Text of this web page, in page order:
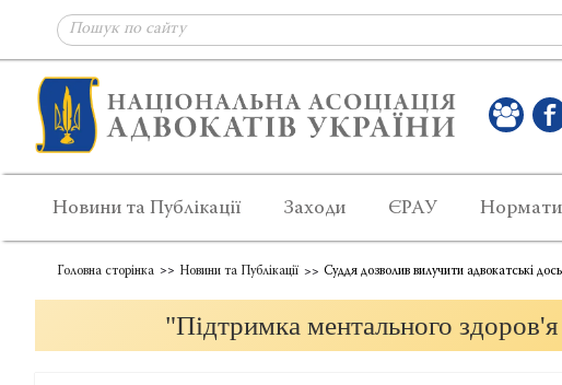
Новини та Публікації Заходи ЄРАУ
Головна сторінка Новини та Публікації Суддя дозволив вилучити адвокатські
"Підтримка ментального здоров'я